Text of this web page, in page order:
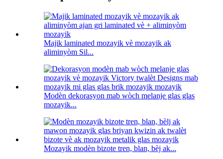
Majik laminated mozayik vè mozayik ak
aliminyòm Sil...
Modèn dekorasyon mab wòch melanje glas glas
mozayik...
Mozayik modèn bizote tren, blan, bèj ak...